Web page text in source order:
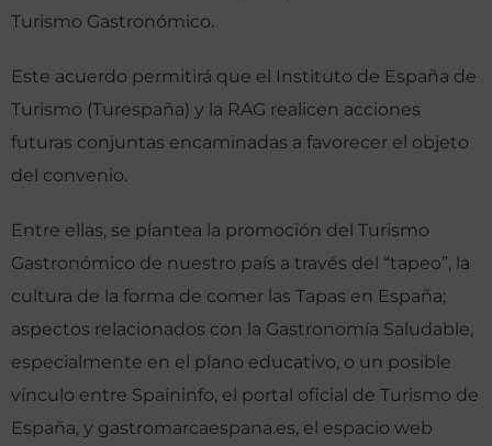
Turismo Gastronómico.
Este acuerdo permitirá que el Instituto de España de
Turismo (Turespaña) y la RAG realicen acciones
futuras conjuntas encaminadas a favorecer el objeto
del convenio.
Entre ellas, se plantea la promoción del Turismo
Gastronómico de nuestro país a través del “tapeo”, la
cultura de la forma de comer las Tapas en España;
aspectos relacionados con la Gastronomía Saludable,
especialmente en el plano educativo, o un posible
vínculo entre Spaininfo, el portal oficial de Turismo de
España, y gastromarcaespana.es, el espacio web